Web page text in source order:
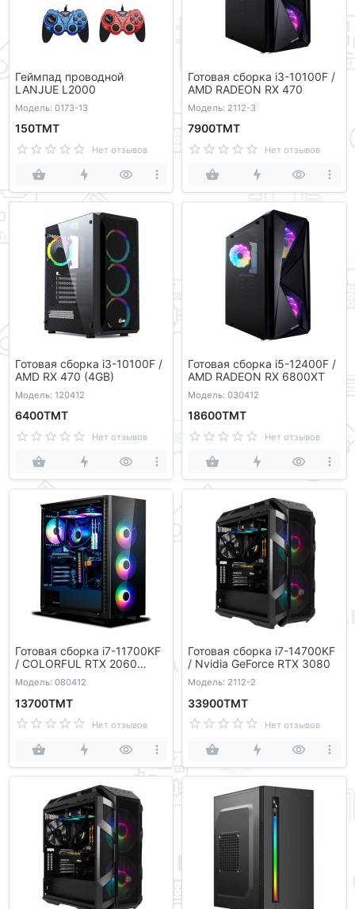
Геймпад проводной
LANJUE L2000
Модель: 0173-13
150ТМТ
Нет отзывов
Готовая сборка i3-10100F /
AMD RADEON RX 470
Модель: 2112-3
7900ТМТ
Нет отзывов
Готовая сборка i3-10100F /
AMD RX 470 (4GB)
Модель: 120412
6400ТМТ
Нет отзывов
Готовая сборка i5-12400F /
AMD RADEON RX 6800XT
Модель: 030412
18600ТМТ
Нет отзывов
Готовая сборка i7-11700KF
/ COLORFUL RTX 2060
Super
Модель: 080412
13700ТМТ
Нет отзывов
Готовая сборка i7-14700KF
/ Nvidia GeForce RTX 3080
Модель: 2112-2
33900ТМТ
Нет отзывов